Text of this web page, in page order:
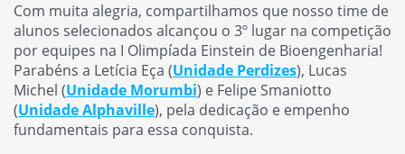
Com muita alegria, compartilhamos que nosso time de
alunos selecionados alcançou o 3º lugar na competição
por equipes na I Olimpíada Einstein de Bioengenharia!
Parabéns a Letícia Eça (Unidade Perdizes), Lucas
Michel (Unidade Morumbi) e Felipe Smaniotto
(Unidade Alphaville), pela dedicação e empenho
fundamentais para essa conquista.